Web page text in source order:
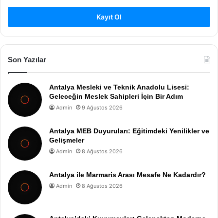
Kayıt Ol
Son Yazılar
Antalya Mesleki ve Teknik Anadolu Lisesi:
Geleceğin Meslek Sahipleri İçin Bir Adım
Admin 9 Ağustos 2026
Antalya MEB Duyuruları: Eğitimdeki Yenilikler ve
Gelişmeler
Admin 8 Ağustos 2026
Antalya ile Marmaris Arası Mesafe Ne Kadardır?
Admin 8 Ağustos 2026